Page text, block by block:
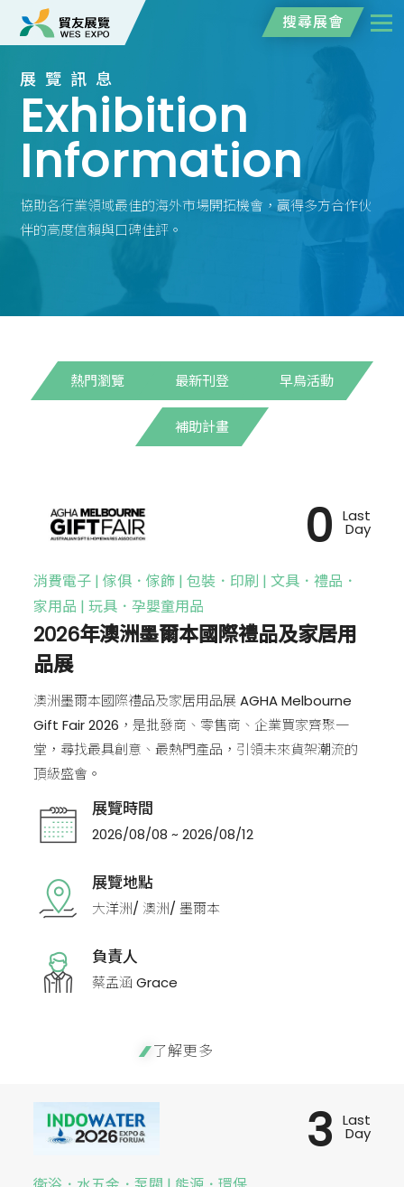
搜尋展會
展覽訊息
Exhibition
Information
協助各行業領域最佳的海外市場開拓機會，贏得多方合作伙
伴的高度信賴與口碑佳評。
熱門瀏覽 最新刊登 早鳥活動
補助計畫
消費電子 | 傢俱．傢飾 | 包裝．印刷 | 文具．禮品．
家用品 | 玩具．孕嬰童用品
2026年澳洲墨爾本國際禮品及家居用
品展
澳洲墨爾本國際禮品及家居用品展 AGHA Melbourne
Gift Fair 2026，是批發商、零售商、企業買家齊聚一
堂，尋找最具創意、最熱門產品，引領未來貨架潮流的
頂級盛會。
展覽時間
2026/08/08 ~ 2026/08/12
展覽地點
大洋洲/ 澳洲/ 墨爾本
負責人
蔡孟涵 Grace
0 Last
Day
了解更多
3 Last
Day